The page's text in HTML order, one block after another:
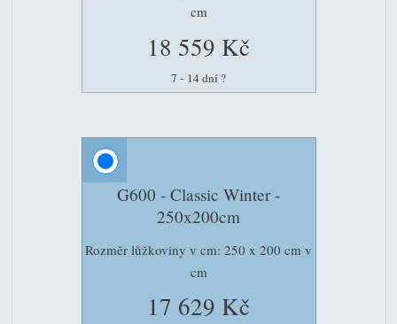
cm
18 559 Kč
7 - 14 dní ?
G600 - Classic Winter -
250x200cm
Rozměr lůžkoviny v cm: 250 x 200 cm v
cm
17 629 Kč